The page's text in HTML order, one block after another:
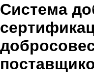
Система